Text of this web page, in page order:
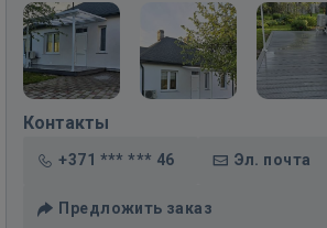
Контакты
+371 *** *** 46 Эл. почта
Предложить заказ